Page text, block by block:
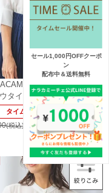
】ジョーゼットレ
タイブラウス
タイムセール65%OFF
(税込) ￥8,800
セール1,000円OFFクーポ
ン
配布中＆送料無料